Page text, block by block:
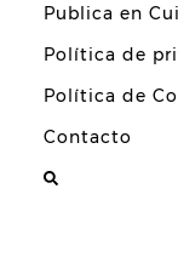
Publica en
Política de
Política de
Contacto